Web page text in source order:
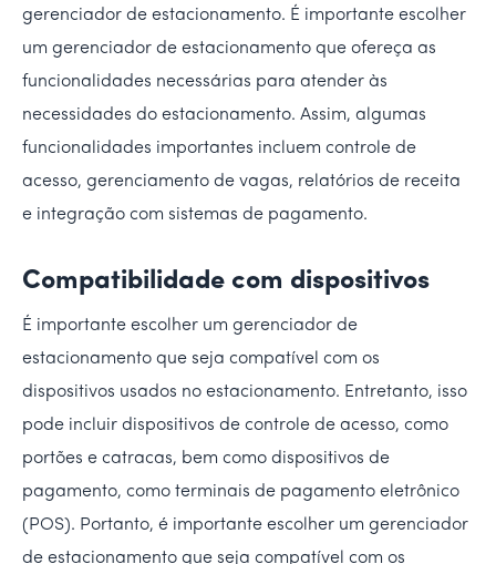
gerenciador de estacionamento. É importante escolher
um gerenciador de estacionamento que ofereça as
funcionalidades necessárias para atender às
necessidades do estacionamento. Assim, algumas
funcionalidades importantes incluem controle de
acesso, gerenciamento de vagas, relatórios de receita
e integração com sistemas de pagamento.
Compatibilidade com dispositivos
É importante escolher um gerenciador de
estacionamento que seja compatível com os
dispositivos usados no estacionamento. Entretanto, isso
pode incluir dispositivos de controle de acesso, como
portões e catracas, bem como dispositivos de
pagamento, como terminais de pagamento eletrônico
(POS). Portanto, é importante escolher um gerenciador
de estacionamento que seja compatível com os